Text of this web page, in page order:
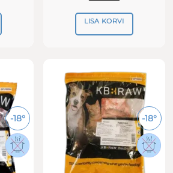
LISA KORVI
-18° -18°